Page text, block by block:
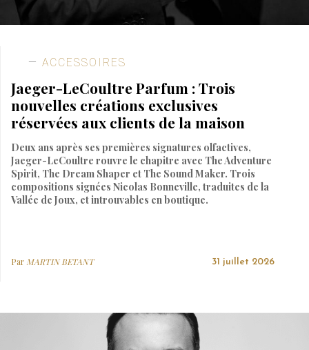
ACCESSOIRES
Jaeger-LeCoultre Parfum : Trois
nouvelles créations exclusives
réservées aux clients de la maison
Deux ans après ses premières signatures olfactives,
Jaeger-LeCoultre rouvre le chapitre avec The Adventure
Spirit, The Dream Shaper et The Sound Maker. Trois
compositions signées Nicolas Bonneville, traduites de la
Vallée de Joux, et introuvables en boutique.
Par MARTIN BETANT 31 juillet 2026